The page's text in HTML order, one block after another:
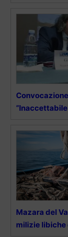
Mazara del
milizie libiche